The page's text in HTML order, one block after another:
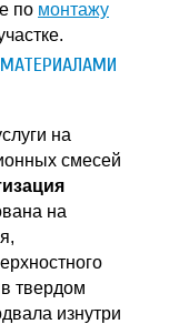
по монтажу
на
смесей
на
твердом
изнутри